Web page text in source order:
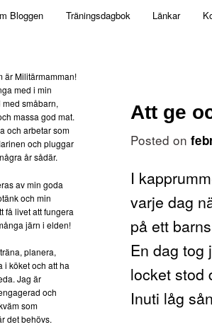
content
Bloggen Träningsdagbok Länkar
Att ge
Posted on
I
varje dag
på ett
En dag tog
locket stod
Inuti låg
är Militärmamman!
med i min
småbarn,
massa god mat.
och arbetar som
och pluggar
år sådär.
av min goda
och min
få livet att fungera
järn i elden!
planera,
i köket och att ha
Jag är
och
som
det behövs.